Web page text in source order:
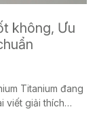
không, Ưu
Titanium đang
viết giải thích